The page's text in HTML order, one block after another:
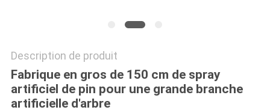
POLITIQUE
DE
Description de produit
Fabrique en gros de 150 cm de spray
artificiel de pin pour une grande branche
artificielle d'arbre